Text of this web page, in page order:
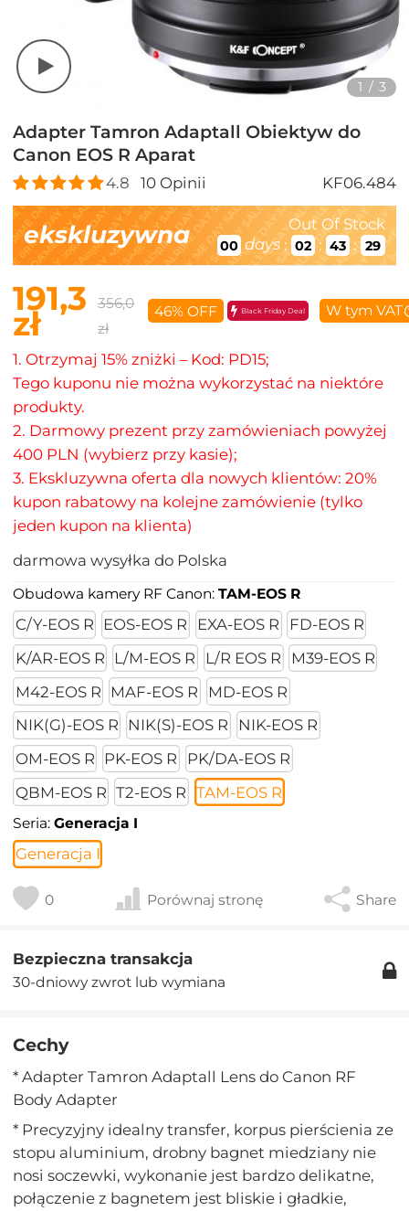
1 / 3
Adapter Tamron Adaptall Obiektyw do
Canon EOS R Aparat
4.8 10Opinii KF06.484
ekskluzywna Out Of Stock
00 days : 02 : 43 : 28
191,3
zł
356,0
zł
46% OFF Black Friday Deal W tym VAT
1. Otrzymaj 15% zniżki – Kod: PD15;
Tego kuponu nie można wykorzystać na niektóre
produkty.
2. Darmowy prezent przy zamówieniach powyżej
400 PLN (wybierz przy kasie);
3. Ekskluzywna oferta dla nowych klientów: 20%
kupon rabatowy na kolejne zamówienie (tylko
jeden kupon na klienta)
darmowa wysyłka do Polska
Obudowa kamery RF Canon:TAM-EOS R
C/Y-EOS R EOS-EOS R EXA-EOS R
FD-EOS R
K/AR-EOS R
L/M-EOS R L/R EOS R
M39-EOS R
M42-EOS R
MAF-EOS R
MD-EOS R
NIK(G)-EOS R
NIK(S)-EOS R
NIK-EOS R
OM-EOS R
PK-EOS R
PK/DA-EOS R
QBM-EOS R T2-EOS R TAM-EOS R
Seria:Generacja I
Generacja I
0 Porównaj stronę Share
Bezpieczna transakcja
30-dniowy zwrot lub wymiana
Cechy
* Adapter Tamron Adaptall Lens do Canon RF
Body Adapter
* Precyzyjny idealny transfer, korpus pierścienia ze
stopu aluminium, drobny bagnet miedziany nie
nosi soczewki, wykonanie jest bardzo delikatne,
połączenie z bagnetem jest bliskie i gładkie,